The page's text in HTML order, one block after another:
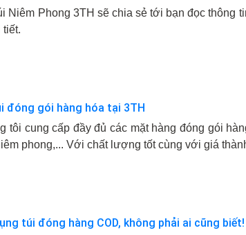
Niêm Phong 3TH sẽ chia sẻ tới bạn đọc thông
tiết.
đóng gói hàng hóa tại 3TH
tôi cung cấp đầy đủ các mặt hàng đóng gói
phong,... Với chất lượng tốt cùng với giá
túi đóng hàng COD, không phải ai cũng biết!